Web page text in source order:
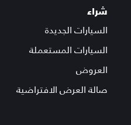
شراء
السيارات الجديدة
السيارات المستعملة
العروض
صالة العرض الافتراضية